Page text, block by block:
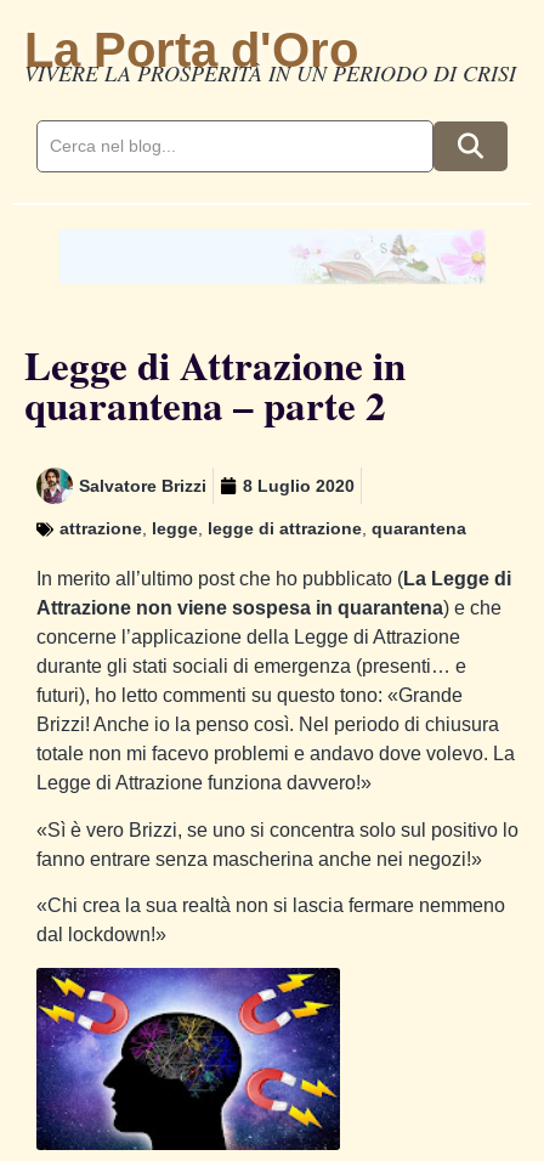
La Porta d'Oro
VIVERE LA PROSPERITÀ IN UN PERIODO DI CRISI
Legge di Attrazione in
quarantena – parte 2
Salvatore Brizzi 8 Luglio 2020
attrazione legge legge di attrazione quarantena
In merito all’ultimo post che ho pubblicato (La Legge di
Attrazione non viene sospesa in quarantena) e che
concerne l’applicazione della Legge di Attrazione
durante gli stati sociali di emergenza (presenti… e
futuri), ho letto commenti su questo tono: «Grande
Brizzi! Anche io la penso così. Nel periodo di chiusura
totale non mi facevo problemi e andavo dove volevo. La
Legge di Attrazione funziona davvero!»
«Sì è vero Brizzi, se uno si concentra solo sul positivo lo
fanno entrare senza mascherina anche nei negozi!»
«Chi crea la sua realtà non si lascia fermare nemmeno
dal lockdown!»